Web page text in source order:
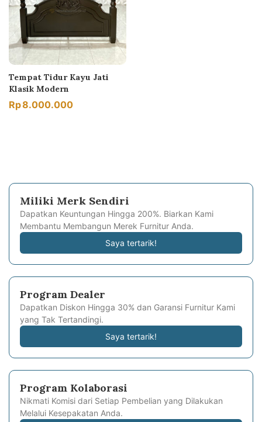
Tempat Tidur Kayu Jati
Klasik Modern
Rp8.000.000
Miliki Merk Sendiri
Dapatkan Keuntungan Hingga 200%. Biarkan Kami
Membantu Membangun Merek Furnitur Anda.
Saya tertarik!
Program Dealer
Dapatkan Diskon Hingga 30% dan Garansi Furnitur Kami
yang Tak Tertandingi.
Saya tertarik!
Program Kolaborasi
Nikmati Komisi dari Setiap Pembelian yang Dilakukan
Melalui Kesepakatan Anda.